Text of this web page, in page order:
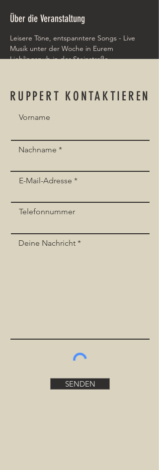
Über die Veranstaltung
Leisere Töne, entspanntere Songs - Live
Musik unter der Woche in Eurem
Lieblingspub in der Steinstraße
RUPPERT KONTAKTIEREN
Vorname
Nachname
E-Mail-Adresse
Telefonnummer
Deine Nachricht
SENDEN